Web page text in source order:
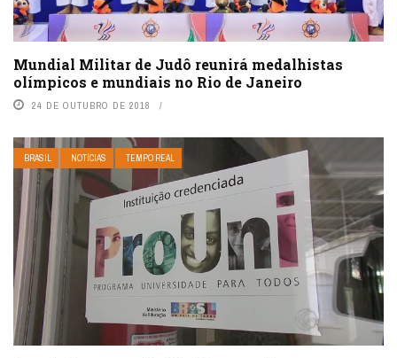
Mundial Militar de Judô reunirá medalhistas
olímpicos e mundiais no Rio de Janeiro
24 DE OUTUBRO DE 2018
BRASIL NOTÍCIAS TEMPO REAL